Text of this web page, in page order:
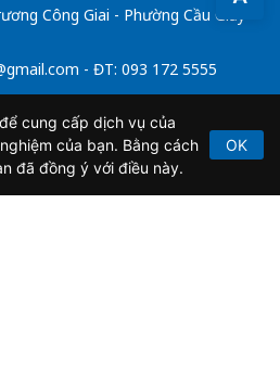
Công Giai - Phường Cầu Giấy -
- ĐT: 093 172 5555
điện tử số 64/GP-BTTTT do Bộ
ngày 21/2/2020.
cung cấp dịch vụ của
của bạn. Bằng cách
đã đồng ý với điều này.
OK